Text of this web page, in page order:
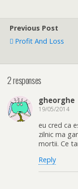
Previous Post
Profit And Loss
2 responses
gheorghe
19/05/2014
eu cred ca
zilnic ma
mortii. Ce
Reply